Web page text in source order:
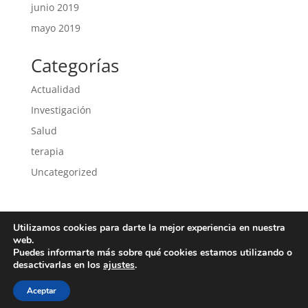
junio 2019
mayo 2019
Categorías
Actualidad
Investigación
Salud
terapia
Uncategorized
Copyright 2018 Todos los derechos reservados
Utilizamos cookies para darte la mejor experiencia en nuestra
web.
Puedes informarte más sobre qué cookies estamos utilizando o
desactivarlas en los ajustes.
Aceptar